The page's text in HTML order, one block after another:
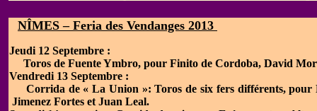
NÎMES – Feria des Vendanges 2013
Jeudi 12 Septembre :
Toros de Fuente Ymbro, pour Finito de Cordoba, David
Vendredi 13 Septembre :
Corrida de « La Union »: Toros de six fers différents, pour
Jimenez Fortes et Juan Leal.